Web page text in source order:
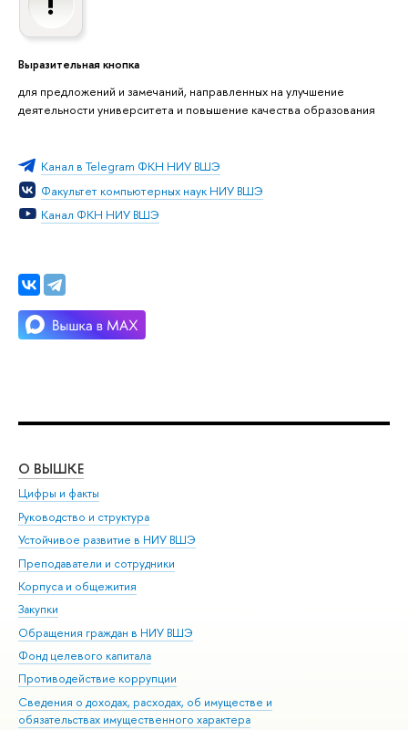
Выразительная кнопка
для предложений и замечаний, направленных на улучшение
деятельности университета и повышение качества образования
Канал в Telegram ФКН НИУ ВШЭ
Факультет компьютерных наук НИУ ВШЭ
Канал ФКН НИУ ВШЭ
О ВЫШКЕ
Цифры и факты
Руководство и структура
Устойчивое развитие в НИУ ВШЭ
Преподаватели и сотрудники
Корпуса и общежития
Закупки
Обращения граждан в НИУ ВШЭ
Фонд целевого капитала
Противодействие коррупции
Сведения о доходах, расходах, об имуществе и
обязательствах имущественного характера